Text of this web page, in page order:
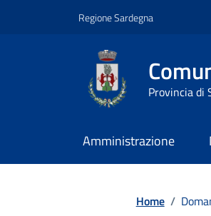
Regione Sardegna
Provincia di
Amministrazione
Home /